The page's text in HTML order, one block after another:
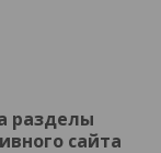
разделы
сайта